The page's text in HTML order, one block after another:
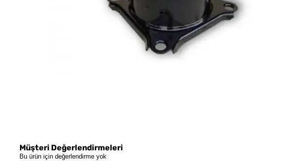
Müşteri Değerlendirmeleri
Bu ürün için değerlendirme yok